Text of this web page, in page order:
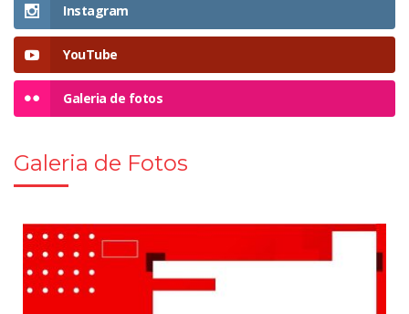
Instagram
YouTube
Galeria de fotos
Galeria de Fotos